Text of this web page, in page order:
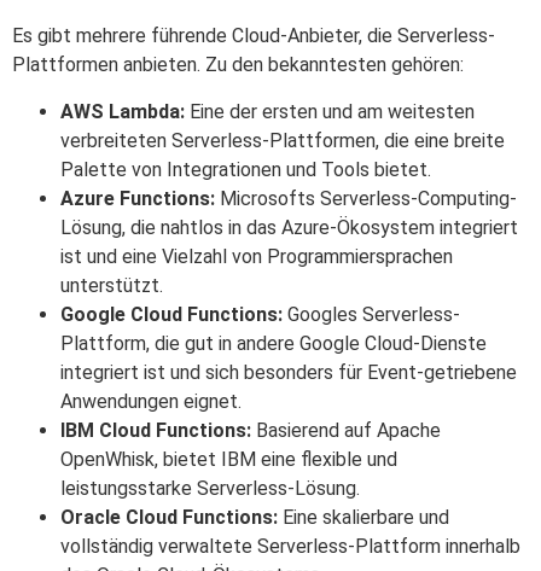
Es gibt mehrere führende Cloud-Anbieter, die Serverless-
Plattformen anbieten. Zu den bekanntesten gehören:
AWS Lambda: Eine der ersten und am weitesten
verbreiteten Serverless-Plattformen, die eine breite
Palette von Integrationen und Tools bietet.
Azure Functions: Microsofts Serverless-Computing-
Lösung, die nahtlos in das Azure-Ökosystem integriert
ist und eine Vielzahl von Programmiersprachen
unterstützt.
Google Cloud Functions: Googles Serverless-
Plattform, die gut in andere Google Cloud-Dienste
integriert ist und sich besonders für Event-getriebene
Anwendungen eignet.
IBM Cloud Functions: Basierend auf Apache
OpenWhisk, bietet IBM eine flexible und
leistungsstarke Serverless-Lösung.
Oracle Cloud Functions: Eine skalierbare und
vollständig verwaltete Serverless-Plattform innerhalb